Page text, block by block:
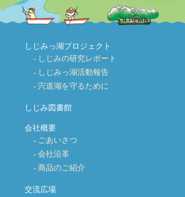
しじみっ湖プロジェクト
しじみの研究レポート
しじみっ湖活動報告
宍道湖を守るために
しじみ図書館
会社概要
ごあいさつ
会社沿革
商品のご紹介
交流広場